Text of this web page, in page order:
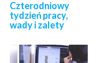
Czterodniowy
tydzień pracy,
wady i zalety